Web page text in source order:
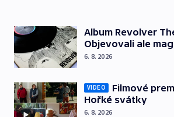
Album Revolver
Objevovali ale
6. 8. 2026
VIDEO
Filmové
Hořké svátky
6. 8. 2026